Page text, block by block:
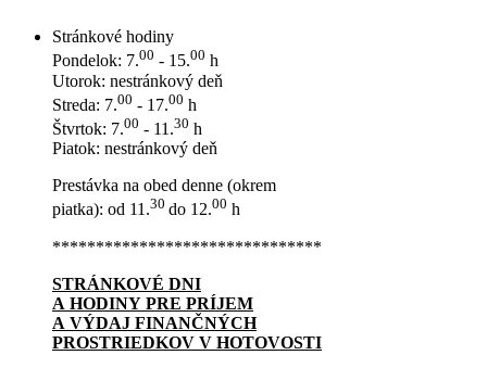
Stránkové hodiny
Pondelok: 7.00 - 15.00 h
Utorok: nestránkový deň
Streda: 7.00 - 17.00 h
Štvrtok: 7.00 - 11.30 h
Piatok: nestránkový deň
Prestávka na obed denne (okrem
piatka): od 11.30 do 12.00 h
*******************************
STRÁNKOVÉ DNI
A HODINY PRE PRÍJEM
A VÝDAJ FINANČNÝCH
PROSTRIEDKOV V HOTOVOSTI